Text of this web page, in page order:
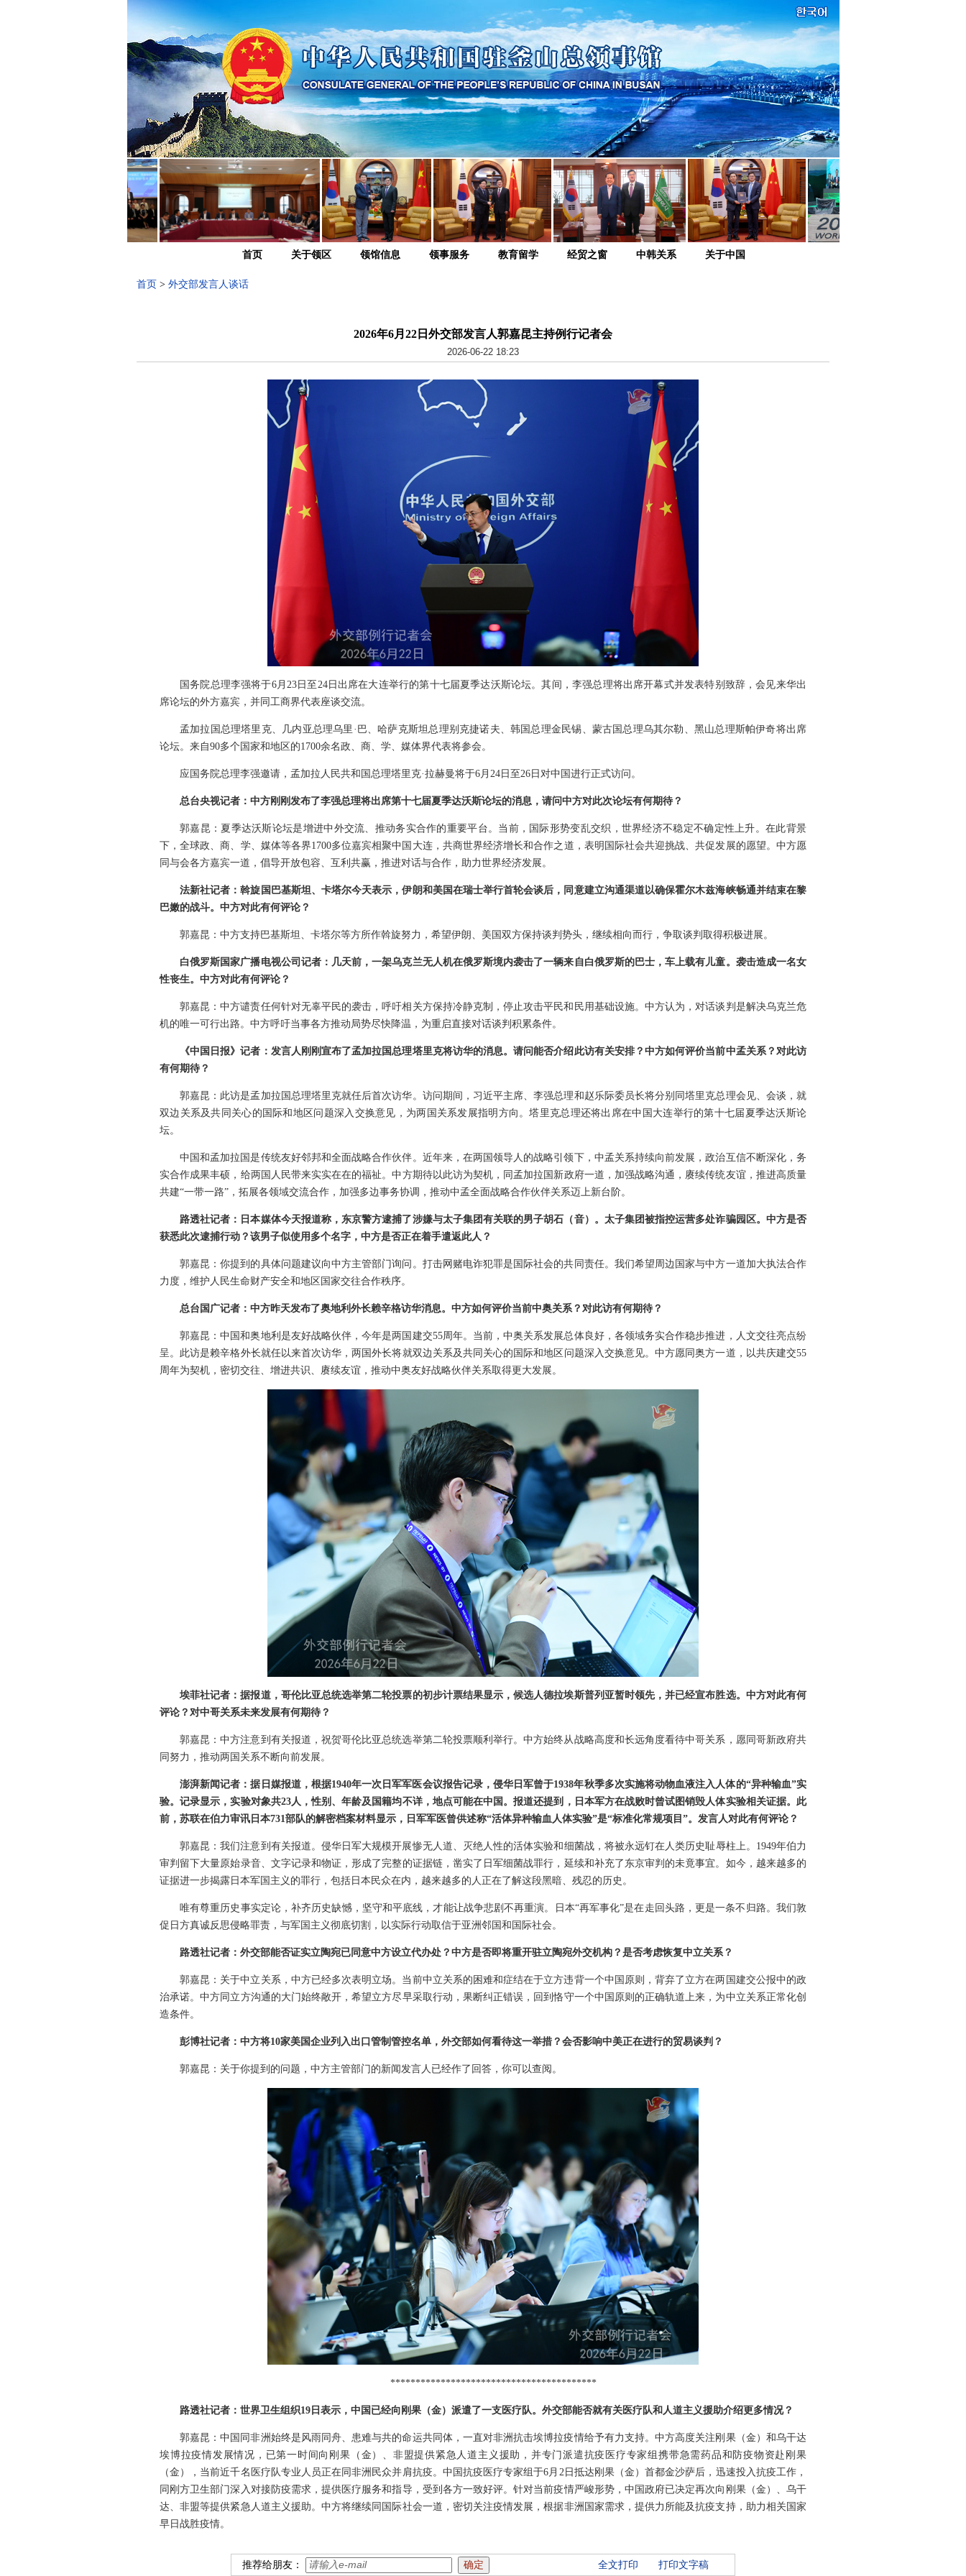
首页 关于领区 领馆信息 领事服务 教育留学 经贸之窗 中韩关系 关于中国
首页 > 外交部发言人谈话
2026年6月22日外交部发言人郭嘉昆主持例行记者会
2026-06-22 18:23
国务院总理李强将于6月23日至24日出席在大连举行的第十七届夏季达沃斯论坛。其间，李强总理将出席开幕式并发表特别致辞，会见来华出
席论坛的外方嘉宾，并同工商界代表座谈交流。
孟加拉国总理塔里克、几内亚总理乌里·巴、哈萨克斯坦总理别克捷诺夫、韩国总理金民锡、蒙古国总理乌其尔勒、黑山总理斯帕伊奇将出席
论坛。来自90多个国家和地区的1700余名政、商、学、媒体界代表将参会。
应国务院总理李强邀请，孟加拉人民共和国总理塔里克·拉赫曼将于6月24日至26日对中国进行正式访问。
总台央视记者：中方刚刚发布了李强总理将出席第十七届夏季达沃斯论坛的消息，请问中方对此次论坛有何期待？
郭嘉昆：夏季达沃斯论坛是增进中外交流、推动务实合作的重要平台。当前，国际形势变乱交织，世界经济不稳定不确定性上升。在此背景
下，全球政、商、学、媒体等各界1700多位嘉宾相聚中国大连，共商世界经济增长和合作之道，表明国际社会共迎挑战、共促发展的愿望。中方愿
同与会各方嘉宾一道，倡导开放包容、互利共赢，推进对话与合作，助力世界经济发展。
法新社记者：斡旋国巴基斯坦、卡塔尔今天表示，伊朗和美国在瑞士举行首轮会谈后，同意建立沟通渠道以确保霍尔木兹海峡畅通并结束在黎
巴嫩的战斗。中方对此有何评论？
郭嘉昆：中方支持巴基斯坦、卡塔尔等方所作斡旋努力，希望伊朗、美国双方保持谈判势头，继续相向而行，争取谈判取得积极进展。
白俄罗斯国家广播电视公司记者：几天前，一架乌克兰无人机在俄罗斯境内袭击了一辆来自白俄罗斯的巴士，车上载有儿童。袭击造成一名女
性丧生。中方对此有何评论？
郭嘉昆：中方谴责任何针对无辜平民的袭击，呼吁相关方保持冷静克制，停止攻击平民和民用基础设施。中方认为，对话谈判是解决乌克兰危
机的唯一可行出路。中方呼吁当事各方推动局势尽快降温，为重启直接对话谈判积累条件。
《中国日报》记者：发言人刚刚宣布了孟加拉国总理塔里克将访华的消息。请问能否介绍此访有关安排？中方如何评价当前中孟关系？对此访
有何期待？
郭嘉昆：此访是孟加拉国总理塔里克就任后首次访华。访问期间，习近平主席、李强总理和赵乐际委员长将分别同塔里克总理会见、会谈，就
双边关系及共同关心的国际和地区问题深入交换意见，为两国关系发展指明方向。塔里克总理还将出席在中国大连举行的第十七届夏季达沃斯论
坛。
中国和孟加拉国是传统友好邻邦和全面战略合作伙伴。近年来，在两国领导人的战略引领下，中孟关系持续向前发展，政治互信不断深化，务
实合作成果丰硕，给两国人民带来实实在在的福祉。中方期待以此访为契机，同孟加拉国新政府一道，加强战略沟通，赓续传统友谊，推进高质量
共建“一带一路”，拓展各领域交流合作，加强多边事务协调，推动中孟全面战略合作伙伴关系迈上新台阶。
路透社记者：日本媒体今天报道称，东京警方逮捕了涉嫌与太子集团有关联的男子胡石（音）。太子集团被指控运营多处诈骗园区。中方是否
获悉此次逮捕行动？该男子似使用多个名字，中方是否正在着手遣返此人？
郭嘉昆：你提到的具体问题建议向中方主管部门询问。打击网赌电诈犯罪是国际社会的共同责任。我们希望周边国家与中方一道加大执法合作
力度，维护人民生命财产安全和地区国家交往合作秩序。
总台国广记者：中方昨天发布了奥地利外长赖辛格访华消息。中方如何评价当前中奥关系？对此访有何期待？
郭嘉昆：中国和奥地利是友好战略伙伴，今年是两国建交55周年。当前，中奥关系发展总体良好，各领域务实合作稳步推进，人文交往亮点纷
呈。此访是赖辛格外长就任以来首次访华，两国外长将就双边关系及共同关心的国际和地区问题深入交换意见。中方愿同奥方一道，以共庆建交55
周年为契机，密切交往、增进共识、赓续友谊，推动中奥友好战略伙伴关系取得更大发展。
埃菲社记者：据报道，哥伦比亚总统选举第二轮投票的初步计票结果显示，候选人德拉埃斯普列亚暂时领先，并已经宣布胜选。中方对此有何
评论？对中哥关系未来发展有何期待？
郭嘉昆：中方注意到有关报道，祝贺哥伦比亚总统选举第二轮投票顺利举行。中方始终从战略高度和长远角度看待中哥关系，愿同哥新政府共
同努力，推动两国关系不断向前发展。
澎湃新闻记者：据日媒报道，根据1940年一次日军军医会议报告记录，侵华日军曾于1938年秋季多次实施将动物血液注入人体的“异种输血”实
验。记录显示，实验对象共23人，性别、年龄及国籍均不详，地点可能在中国。报道还提到，日本军方在战败时曾试图销毁人体实验相关证据。此
前，苏联在伯力审讯日本731部队的解密档案材料显示，日军军医曾供述称“活体异种输血人体实验”是“标准化常规项目”。发言人对此有何评论？
郭嘉昆：我们注意到有关报道。侵华日军大规模开展惨无人道、灭绝人性的活体实验和细菌战，将被永远钉在人类历史耻辱柱上。1949年伯力
审判留下大量原始录音、文字记录和物证，形成了完整的证据链，凿实了日军细菌战罪行，延续和补充了东京审判的未竟事宜。如今，越来越多的
证据进一步揭露日本军国主义的罪行，包括日本民众在内，越来越多的人正在了解这段黑暗、残忍的历史。
唯有尊重历史事实定论，补齐历史缺憾，坚守和平底线，才能让战争悲剧不再重演。日本“再军事化”是在走回头路，更是一条不归路。我们敦
促日方真诚反思侵略罪责，与军国主义彻底切割，以实际行动取信于亚洲邻国和国际社会。
路透社记者：外交部能否证实立陶宛已同意中方设立代办处？中方是否即将重开驻立陶宛外交机构？是否考虑恢复中立关系？
郭嘉昆：关于中立关系，中方已经多次表明立场。当前中立关系的困难和症结在于立方违背一个中国原则，背弃了立方在两国建交公报中的政
治承诺。中方同立方沟通的大门始终敞开，希望立方尽早采取行动，果断纠正错误，回到恪守一个中国原则的正确轨道上来，为中立关系正常化创
造条件。
彭博社记者：中方将10家美国企业列入出口管制管控名单，外交部如何看待这一举措？会否影响中美正在进行的贸易谈判？
郭嘉昆：关于你提到的问题，中方主管部门的新闻发言人已经作了回答，你可以查阅。
*****************************************
路透社记者：世界卫生组织19日表示，中国已经向刚果（金）派遣了一支医疗队。外交部能否就有关医疗队和人道主义援助介绍更多情况？
郭嘉昆：中国同非洲始终是风雨同舟、患难与共的命运共同体，一直对非洲抗击埃博拉疫情给予有力支持。中方高度关注刚果（金）和乌干达
埃博拉疫情发展情况，已第一时间向刚果（金）、非盟提供紧急人道主义援助，并专门派遣抗疫医疗专家组携带急需药品和防疫物资赴刚果
（金），当前近千名医疗队专业人员正在同非洲民众并肩抗疫。中国抗疫医疗专家组于6月2日抵达刚果（金）首都金沙萨后，迅速投入抗疫工作，
同刚方卫生部门深入对接防疫需求，提供医疗服务和指导，受到各方一致好评。针对当前疫情严峻形势，中国政府已决定再次向刚果（金）、乌干
达、非盟等提供紧急人道主义援助。中方将继续同国际社会一道，密切关注疫情发展，根据非洲国家需求，提供力所能及抗疫支持，助力相关国家
早日战胜疫情。
推荐给朋友： 全文打印 打印文字稿